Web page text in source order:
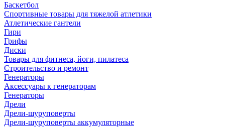
Баскетбол
Спортивные товары для тяжелой атлетики
Атлетические гантели
Гири
Грифы
Диски
Товары для фитнеса, йоги, пилатеса
Строительство и ремонт
Генераторы
Аксессуары к генераторам
Генераторы
Дрели
Дрели-шуруповерты
Дрели-шуруповерты аккумуляторные